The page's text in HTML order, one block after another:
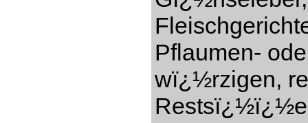
Pflaumen-
wï¿½rzigen,
Restsï¿½ï¿½e